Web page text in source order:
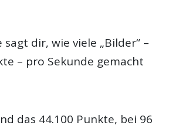
dir, wie viele „Bilder“ –
– pro Sekunde gemacht
das 44.100 Punkte, bei 96